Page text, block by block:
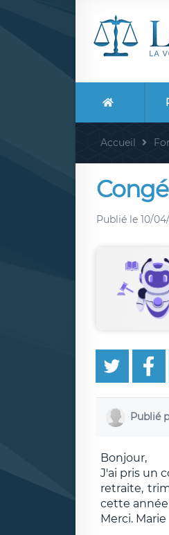
Accueil
Publié le 10/
Publié
Bonjour,
J'ai pris un
retraite,
cette
Merci. Marie